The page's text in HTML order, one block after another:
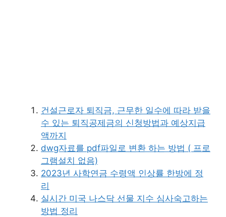
건설근로자 퇴직금, 근무한 일수에 따라 받을
수 있는 퇴직공제금의 신청방법과 예상지급
액까지
dwg자료를 pdf파일로 변환 하는 방법 ( 프로
그램설치 없음)
2023년 사학연금 수령액 인상률 한방에 정
리
실시간 미국 나스닥 선물 지수 심사숙고하는
방법 정리